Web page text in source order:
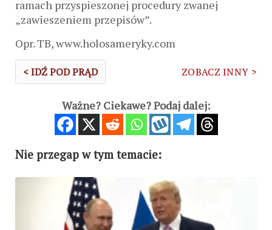
ramach przyspieszonej procedury zwanej
„zawieszeniem przepisów”.
Opr. TB, www.holosameryky.com
< IDŹ POD PRĄD ZOBACZ INNY >
Ważne? Ciekawe? Podaj dalej:
Nie przegap w tym temacie: